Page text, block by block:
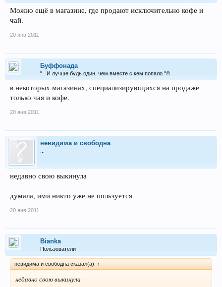
Можно ещё в магазине, где продают исключительно кофе и
чай.
20 янв 2011
Буффонада
"...И лучше будь один, чем вместе с кем попало."©
в некоторых магазинах, специализирующихся на продаже
только чая и кофе.
20 янв 2011
невидима и свободна
недавно свою выкинула
думала, ими никто уже не пользуется
20 янв 2011
Bianka
Пользователи
невидима и свободна сказал(а): ↑
недавно свою выкинула